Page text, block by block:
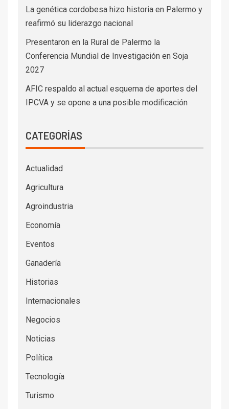
La genética cordobesa hizo historia en Palermo y
reafirmó su liderazgo nacional
Presentaron en la Rural de Palermo la
Conferencia Mundial de Investigación en Soja
2027
AFIC respaldo al actual esquema de aportes del
IPCVA y se opone a una posible modificación
CATEGORÍAS
Actualidad
Agricultura
Agroindustria
Economía
Eventos
Ganadería
Historias
Internacionales
Negocios
Noticias
Política
Tecnología
Turismo